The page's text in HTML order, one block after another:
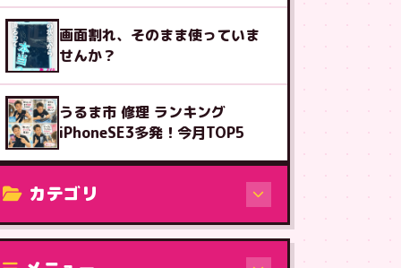
画面割れ、そのまま使っていま
せんか？
うるま市 修理 ランキング
iPhoneSE3多発！今月TOP5
カテゴリ
修理（機種から）